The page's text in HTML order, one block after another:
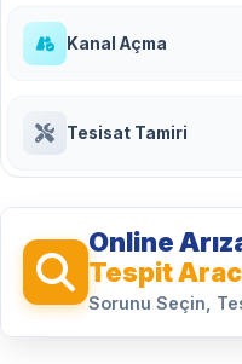
Kanal Açma
Tesisat Tamiri
Online
Tespit
Sorunu Seçin,